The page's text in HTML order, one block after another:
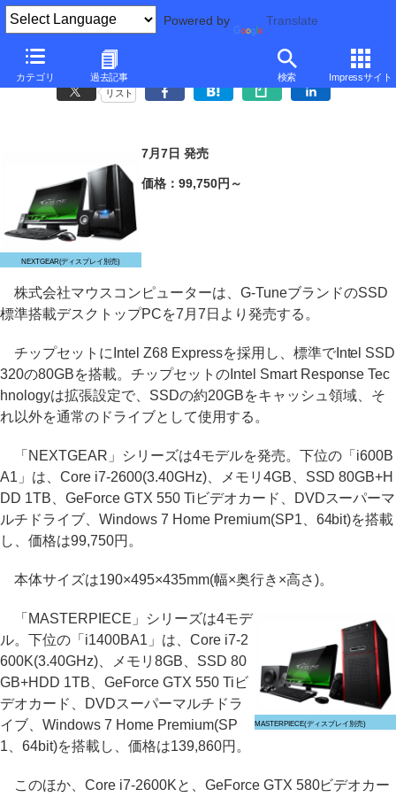
Powered by Translate
カテゴリ 過去記事 検索 Impressサイト
マウス、Intel SSD320標準搭載のG-TuneブランドZ68ゲーミングPC
リスト
NEXTGEAR(ディスプレイ別売)
7月7日 発売
価格：99,750円～
株式会社マウスコンピューターは、G-TuneブランドのSSD
標準搭載デスクトップPCを7月7日より発売する。
チップセットにIntel Z68 Expressを採用し、標準でIntel SSD
320の80GBを搭載。チップセットのIntel Smart Response Tec
hnologyは拡張設定で、SSDの約20GBをキャッシュ領域、そ
れ以外を通常のドライブとして使用する。
「NEXTGEAR」シリーズは4モデルを発売。下位の「i600B
A1」は、Core i7-2600(3.40GHz)、メモリ4GB、SSD 80GB+H
DD 1TB、GeForce GTX 550 Tiビデオカード、DVDスーパーマ
ルチドライブ、Windows 7 Home Premium(SP1、64bit)を搭載
し、価格は99,750円。
本体サイズは190×495×435mm(幅×奥行き×高さ)。
MASTERPIECE(ディスプレイ別売)
「MASTERPIECE」シリーズは4モデ
ル。下位の「i1400BA1」は、Core i7-2
600K(3.40GHz)、メモリ8GB、SSD 80
GB+HDD 1TB、GeForce GTX 550 Tiビ
デオカード、DVDスーパーマルチドラ
イブ、Windows 7 Home Premium(SP
1、64bit)を搭載し、価格は139,860円。
このほか、Core i7-2600Kと、GeForce GTX 580ビデオカー